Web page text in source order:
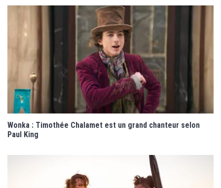
Wonka : Timothée Chalamet est un grand chanteur selon
Paul King